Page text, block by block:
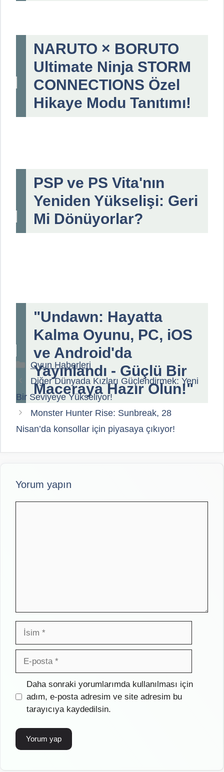
NARUTO × BORUTO
Ultimate Ninja STORM
CONNECTIONS Özel
Hikaye Modu Tanıtımı!
PSP ve PS Vita'nın
Yeniden Yükselişi: Geri
Mi Dönüyorlar?
"Undawn: Hayatta
Kalma Oyunu, PC, iOS
ve Android'da
Yayınlandı - Güçlü Bir
Maceraya Hazır Olun!"
Kategoriler
Oyun Haberleri
Diğer Dünyada Kızları Güçlendirmek: Yeni
Bir Seviyeye Yükseliyor!
Monster Hunter Rise: Sunbreak, 28
Nisan’da konsollar için piyasaya çıkıyor!
Yorum yapın
İsim
posta
İnternet
sitesi
Daha sonraki yorumlarımda kullanılması için
adım, e-posta adresim ve site adresim bu
tarayıcıya kaydedilsin.